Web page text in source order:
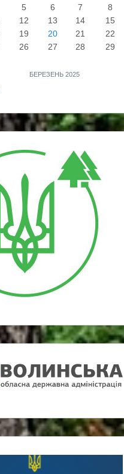
БЕРЕЗЕНЬ 2025
5 6 7 8
12 13 14 15
19 20 21 22
26 27 28 29